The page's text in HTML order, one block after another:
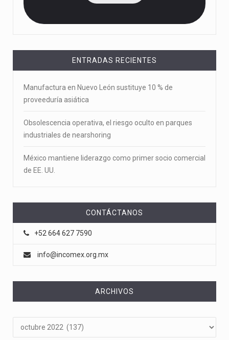
ENTRADAS RECIENTES
Manufactura en Nuevo León sustituye 10 % de
proveeduría asiática
Obsolescencia operativa, el riesgo oculto en parques
industriales de nearshoring
México mantiene liderazgo como primer socio comercial
de EE. UU.
CONTÁCTANOS
+52 664 627 7590
info@incomex.org.mx
ARCHIVOS